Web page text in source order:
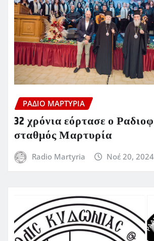
ΡΆΔΙΟ ΜΑΡΤΥΡΊΑ
32 χρόνια εόρτασε ο
σταθμός Μαρτυρία
Radio Martyria Νοέ 20, 2024